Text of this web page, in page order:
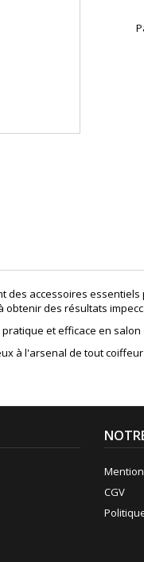
des accessoires
des résultats
et efficace en
à l'arsenal de tout
CGV